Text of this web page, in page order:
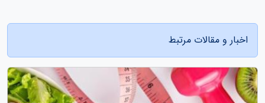
اخبار و مقالات مرتبط